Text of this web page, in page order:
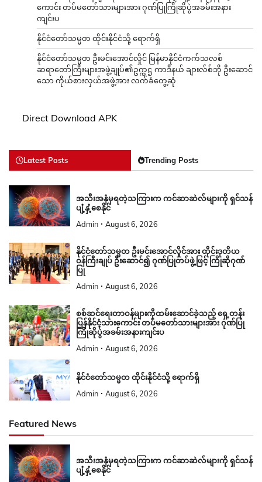
ကောင်း တပ်မတော်သားများအား ဂုဏ်ပြုကြိုဆိုပွဲအခမ်းအနား
ကျင်းပ
နိုင်ငံတော်သမ္မတ ထိုင်းနိုင်ငံသို့ ရောက်ရှိ
နိုင်ငံတော်သမ္မတ ဦးမင်းအောင်လှိုင် မြန်မာနိုင်ငံကက်သလစ်
ဆရာတော်ကြီးများအဖွဲ့ချုပ်၏ဥက္ကဋ္ဌ ကာဒီနယ် ချားလ်စ်ဘို ဦးဆောင်
သော ကိုယ်စားလှယ်အဖွဲ့အား လက်ခံတွေ့ဆုံ
Direct Download APK
Latest Posts Trending Posts
အသီးအနှံမှရတဲ့သကြားက ကင်ဆာဆဲလ်များကို ရှင်သန်
ပျံ့နှံ့စေနိုင်
Admin August 6, 2026
နိုင်ငံတော်သမ္မတ ဦးမင်းအောင်လှိုင်အား ထိုင်းဒုတိယ
ဝန်ကြီးချုပ် ဦးဆောင်၍ ဂုဏ်ပြုတပ်ဖွဲ့ဖြင့် ကြိုဆိုဂုဏ်
ပြု
Admin August 6, 2026
စစ်ဆင်ရေးတာဝန်များကိုထမ်းဆောင်ခဲ့သည့် ရှေ့တန်း
ပြန်နိုင်ငံ့သားကောင်း တပ်မတော်သားများအား ဂုဏ်ပြု
ကြိုဆိုပွဲအခမ်းအနားကျင်းပ
Admin August 6, 2026
နိုင်ငံတော်သမ္မတ ထိုင်းနိုင်ငံသို့ ရောက်ရှိ
Admin August 6, 2026
Featured News
အသီးအနှံမှရတဲ့သကြားက ကင်ဆာဆဲလ်များကို ရှင်သန်
ပျံ့နှံ့စေနိုင်